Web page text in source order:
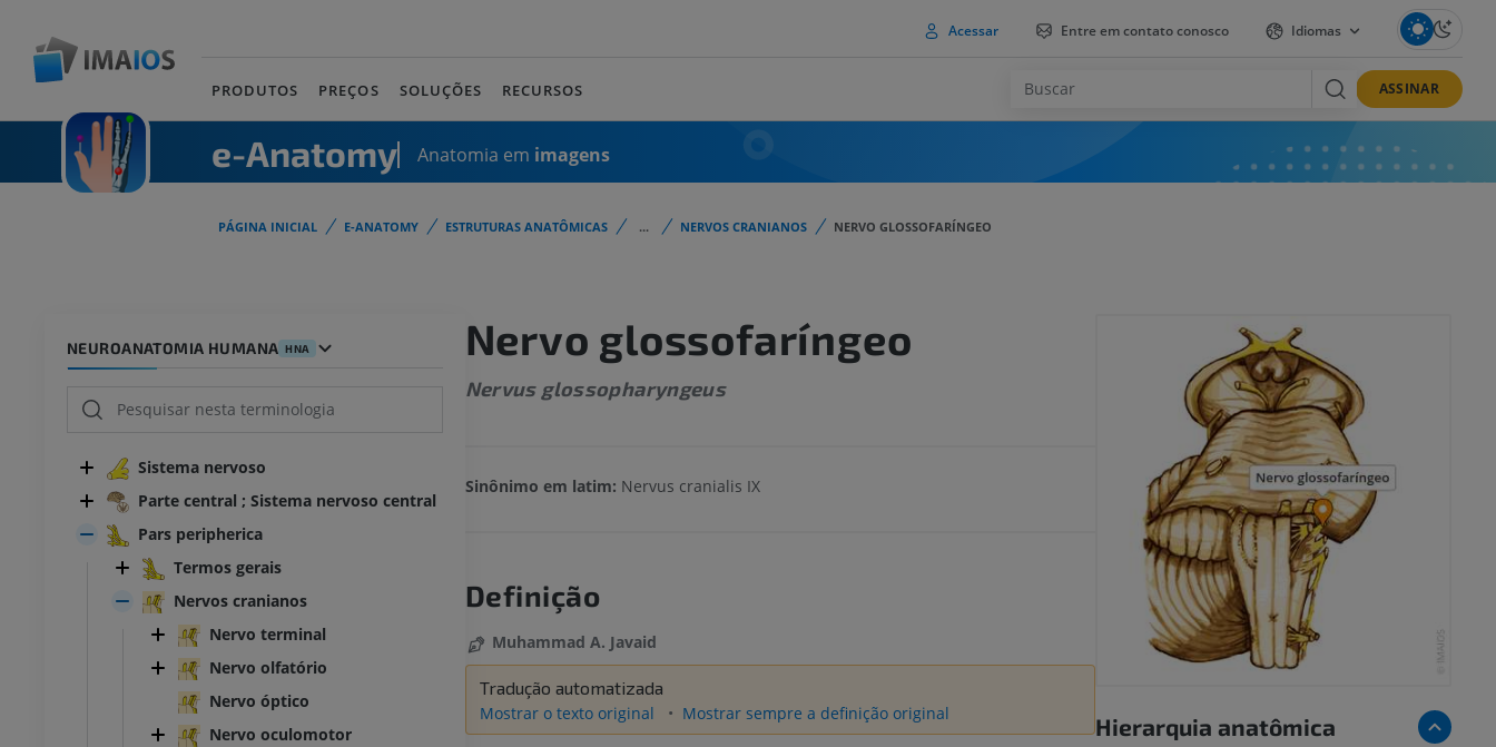
Acessar Entre em contato conosco Idiomas
PRODUTOS PREÇOS SOLUÇÕES RECURSOS ASSINAR
e-Anatomy Anatomia em imagens
PÁGINA INICIAL E-ANATOMY ESTRUTURAS ANATÔMICAS ... NERVOS CRANIANOS NERVO GLOSSOFARÍNGEO
NEUROANATOMIA HUMANA HNA
Sistema nervoso
Parte central ; Sistema nervoso central
Pars peripherica
Termos gerais
Nervos cranianos
Nervo terminal
Nervo olfatório
Nervo óptico
Nervo oculomotor
Nervo glossofaríngeo
Nervus glossopharyngeus
Sinônimo em latim: Nervus cranialis IX
Definição
Muhammad A. Javaid
Tradução automatizada
Mostrar o texto original
Mostrar sempre a definição original Hierarquia anatômica